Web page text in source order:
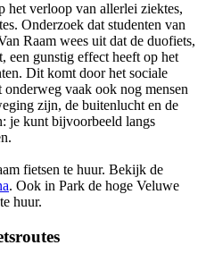
het verloop van allerlei ziektes,
Onderzoek dat studenten van
Raam wees uit dat de duofiets,
een gunstig effect heeft op het
Dit komt door het sociale
onderweg vaak ook nog mensen
zijn, de buitenlucht en de
je kunt bijvoorbeeld langs
fietsen te huur. Bekijk de
. Ook in Park de hoge Veluwe
huur.